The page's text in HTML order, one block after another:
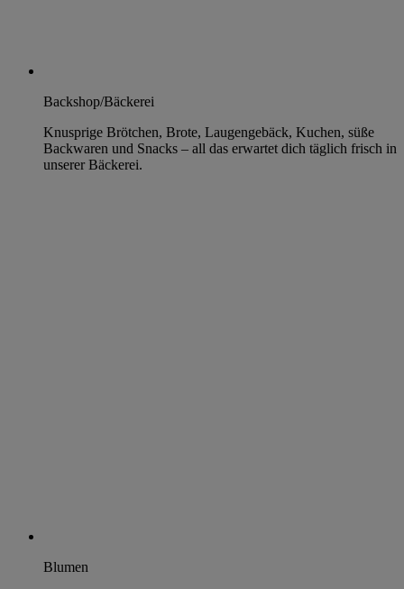
Backshop/Bäckerei
Knusprige Brötchen, Brote, Laugengebäck, Kuchen, süße
Backwaren und Snacks – all das erwartet dich täglich frisch in
unserer Bäckerei.
Blumen